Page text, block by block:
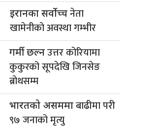
इरानका सर्वोच्चनेता
खामेनीको अवस्था गम्भीर
गर्मी छल्नउत्तर कोरियामा
कुकुरको सूपदेखि जिनसेङ
ब्रोथसम्म
भारतको असममाबाढीमा परी
९७ जनाको मृत्यु